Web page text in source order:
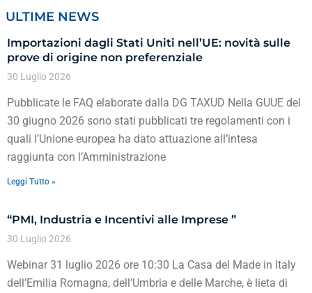
ULTIME NEWS
Importazioni dagli Stati Uniti nell’UE: novità sulle
prove di origine non preferenziale
30 Luglio 2026
Pubblicate le FAQ elaborate dalla DG TAXUD Nella GUUE del
30 giugno 2026 sono stati pubblicati tre regolamenti con i
quali l’Unione europea ha dato attuazione all’intesa
raggiunta con l’Amministrazione
Leggi Tutto »
“PMI, Industria e Incentivi alle Imprese ”
30 Luglio 2026
Webinar 31 luglio 2026 ore 10:30 La Casa del Made in Italy
dell’Emilia Romagna, dell’Umbria e delle Marche, è lieta di